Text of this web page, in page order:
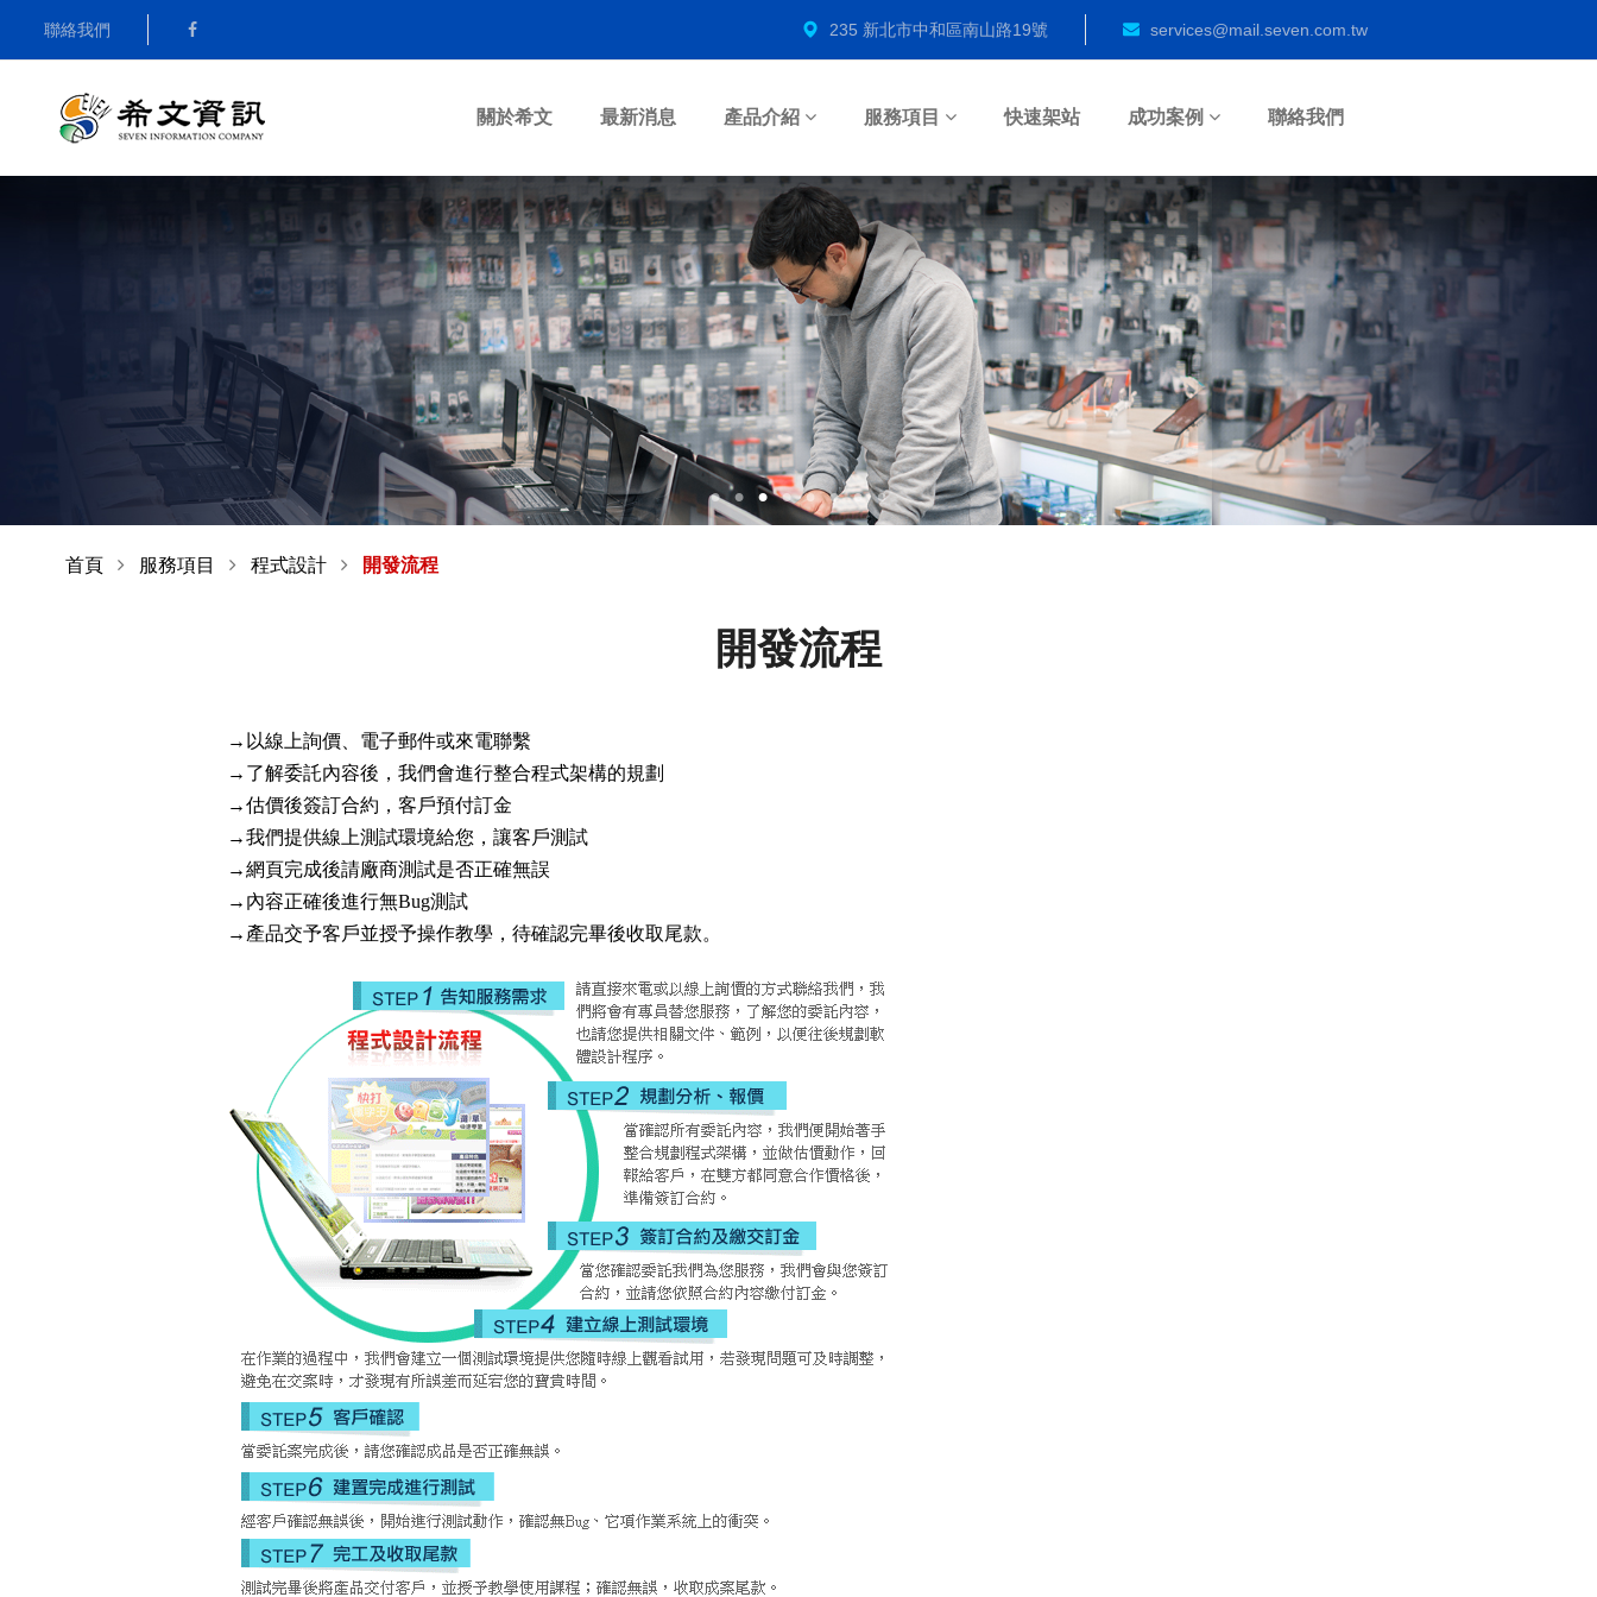
聯絡我們 235 新北市中和區南山路19號 services@mail.seven.com.tw
關於希文 最新消息 產品介紹 服務項目 快速架站 成功案例 聯絡我們
首頁 服務項目 程式設計 開發流程
開發流程
→以線上詢價、電子郵件或來電聯繫
→了解委託內容後，我們會進行整合程式架構的規劃
→估價後簽訂合約，客戶預付訂金
→我們提供線上測試環境給您，讓客戶測試
→網頁完成後請廠商測試是否正確無誤
→內容正確後進行無Bug測試
→產品交予客戶並授予操作教學，待確認完畢後收取尾款。